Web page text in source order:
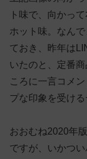
ト味で、向かっ
ホット味。なん
ておき、昨年は
いたのと、定番
ころに一言コメ
プな印象を受ける
おおむね2020年
ですが、いかつ